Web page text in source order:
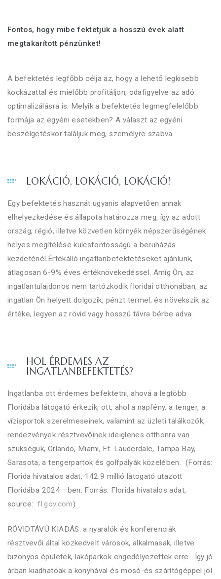
Fontos, hogy mibe fektetjük a hosszú évek alatt
megtakarított pénzünket!
A befektetés legfőbb célja az, hogy a lehető legkisebb
kockázattal és mielőbb profitáljon, odafigyelve az adó
optimalizálásra is. Melyik a befektetés legmegfelelőbb
formája az egyéni esetekben? A választ az egyéni
beszélgetéskor találjuk meg, személyre szabva.
LOKÁCIÓ, LOKÁCIÓ, LOKÁCIÓ!
Egy befektetés hasznát ugyanis alapvetően annak
elhelyezkedése és állapota határozza meg, így az adott
ország, régió, illetve közvetlen környék népszerűségének
helyes megítélése kulcsfontosságú a beruházás
kezdeténél.Értékálló ingatlanbefektetéseket ajánlunk,
átlagosan 6-9% éves értéknövekedéssel. Amíg Ön, az
ingatlantulajdonos nem tartózkodik floridai otthonában, az
ingatlan Ön helyett dolgozik, pénzt termel, és növekszik az
értéke, legyen az rövid vagy hosszú távra bérbe adva.
HOL ÉRDEMES AZ
INGATLANBEFEKTETÉS?
Ingatlanba ott érdemes befektetni, ahová a legtöbb
Floridába látogató érkezik, ott, ahol a napfény, a tenger, a
vízisportok szerelmeseinek, valamint az üzleti találkozók,
rendezvények résztvevőinek ideiglenes otthonra van
szükségük, Orlando, Miami, Ft. Lauderdale, Tampa Bay,
Sarasota, a tengerpartok és golfpályák közelében. (Forrás:
Florida hivatalos adat, 142.9 millió látogató utazott
Floridába 2024 –ben. Forrás: Florida hivatalos adat,
source:fl.gov.com)
RÖVIDTÁVÚ KIADÁS: a nyaralók és konferenciák
résztvevői által közkedvelt városok, alkalmasak, illetve
bizonyos épületek, lakóparkok engedélyezettek erre. Így jó
árban kiadhatóak a konyhával és mosó-és szárítógéppel jól